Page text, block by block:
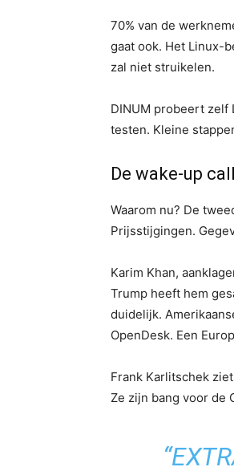
70% van de
gaat ook. Het Linux-
zal niet struikelen.
DINUM probeert zelf
testen. Kleine
De wake-up call
Waarom nu? De
Prijsstijgingen.
Karim Khan,
Trump heeft hem
duidelijk.
OpenDesk. Een
Frank Karlitschek
Ze zijn bang voor de